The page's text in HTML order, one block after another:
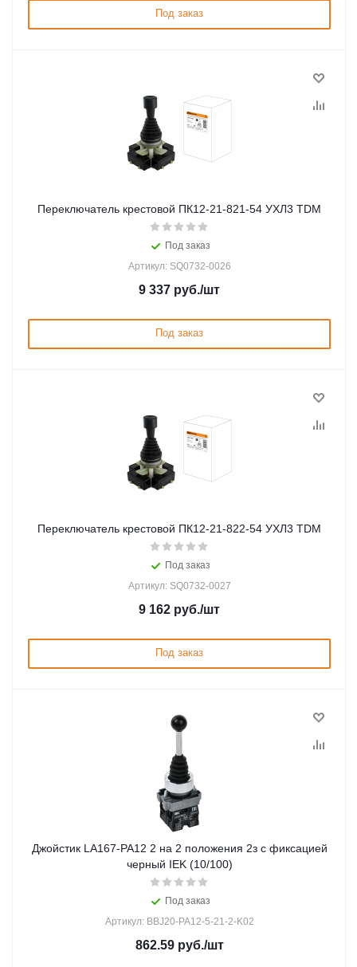
Под заказ
Переключатель крестовой ПК12-21-821-54 УХЛ3 TDM
Под заказ
Артикул: SQ0732-0026
9 337 руб./шт
Под заказ
Переключатель крестовой ПК12-21-822-54 УХЛ3 TDM
Под заказ
Артикул: SQ0732-0027
9 162 руб./шт
Под заказ
Джойстик LA167-PA12 2 на 2 положения 2з с фиксацией
черный IEK (10/100)
Под заказ
Артикул: BBJ20-PA12-5-21-2-K02
862.59руб./шт